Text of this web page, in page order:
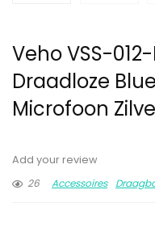
Veho VSS-
Draadloze
Microfoon
Add your review
26
Accessoires